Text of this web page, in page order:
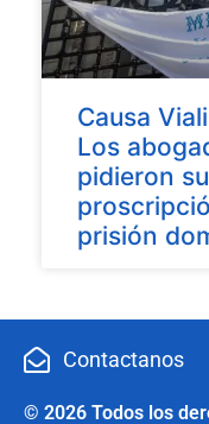
Causa
Los
pidieron
prisión
Contactanos
© 2026 Todos los